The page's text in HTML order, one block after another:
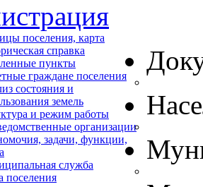
поселения, карта
справка
пункты
граждане поселения
состояния и
земель
и режим работы
организации
задачи, функции,
служба
поселения